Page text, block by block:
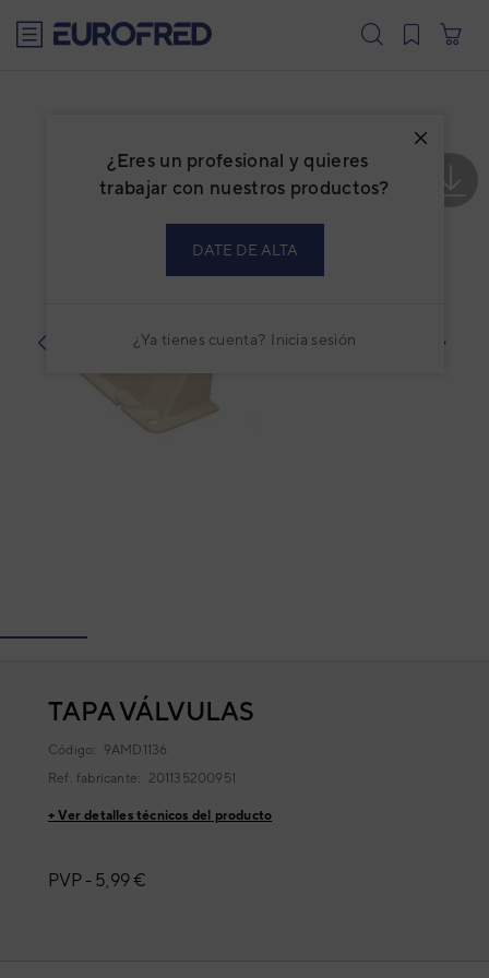
¿Eres un profesional y quieres
trabajar con nuestros productos?
DATE DE ALTA
¿Ya tienes cuenta? Inicia sesión
TAPA VÁLVULAS
Código: 9AMD1136
Ref. fabricante: 201135200951
+ Ver detalles técnicos del producto
PVP - 5,99 €